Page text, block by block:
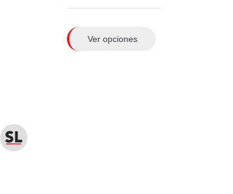
Ver opciones